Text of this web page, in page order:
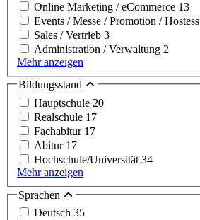
Online Marketing / eCommerce 13
Events / Messe / Promotion / Hostess
Sales / Vertrieb 3
Administration / Verwaltung 2
Mehr anzeigen
Bildungsstand
Hauptschule 20
Realschule 17
Fachabitur 17
Abitur 17
Hochschule/Universität 34
Mehr anzeigen
Sprachen
Deutsch 35